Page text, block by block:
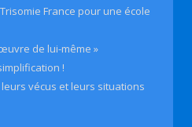
France pour une école
de lui-même »
!
leurs vécus et leurs situations